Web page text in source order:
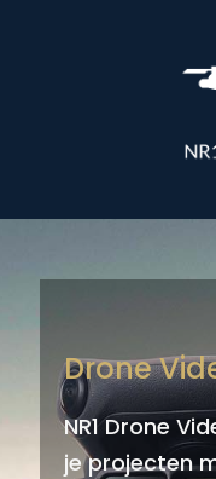
Drone
NR1 Drone
je projecten